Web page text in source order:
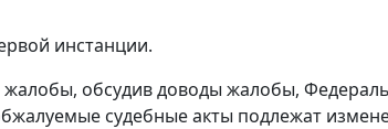
инстанции.
жалобы, обсудив доводы жалобы,
судебные акты подлежат